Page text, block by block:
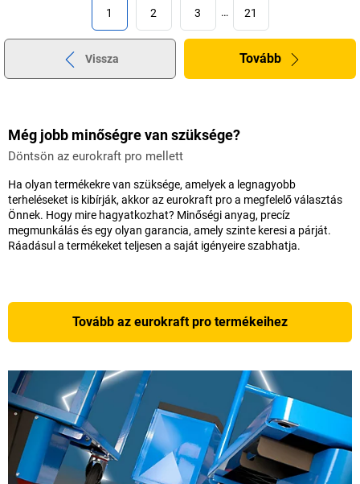
1 2 3 … 21
Vissza Tovább
Még jobb minőségre van szüksége?
Döntsön az eurokraft pro mellett
Ha olyan termékekre van szüksége, amelyek a legnagyobb
terheléseket is kibírják, akkor az eurokraft pro a megfelelő választás
Önnek. Hogy mire hagyatkozhat? Minőségi anyag, precíz
megmunkálás és egy olyan garancia, amely szinte keresi a párját.
Ráadásul a termékeket teljesen a saját igényeire szabhatja.
Tovább az eurokraft pro termékeihez